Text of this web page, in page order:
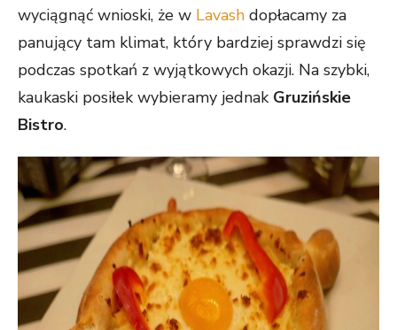
wyciągnąć wnioski, że w Lavash dopłacamy za
panujący tam klimat, który bardziej sprawdzi się
podczas spotkań z wyjątkowych okazji. Na szybki,
kaukaski posiłek wybieramy jednak Gruzińskie
Bistro.